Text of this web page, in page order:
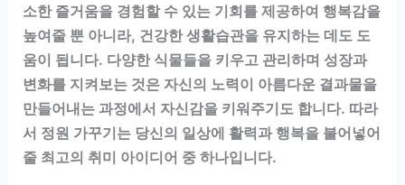
소한 즐거움을 경험할 수 있는 기회를 제공하여 행복감을
높여줄 뿐 아니라, 건강한 생활습관을 유지하는 데도 도
움이 됩니다. 다양한 식물들을 키우고 관리하며 성장과
변화를 지켜보는 것은 자신의 노력이 아름다운 결과물을
만들어내는 과정에서 자신감을 키워주기도 합니다. 따라
서 정원 가꾸기는 당신의 일상에 활력과 행복을 불어넣어
줄 최고의 취미 아이디어 중 하나입니다.